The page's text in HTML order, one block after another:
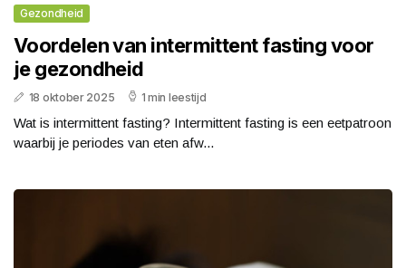
Gezondheid
Voordelen van intermittent fasting voor
je gezondheid
18 oktober 2025 1 min leestijd
Wat is intermittent fasting? Intermittent fasting is een eetpatroon
waarbij je periodes van eten afw...